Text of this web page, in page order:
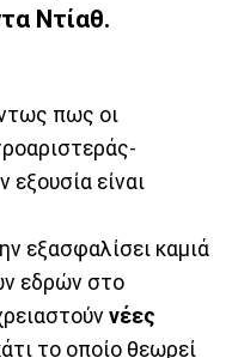
Ντίαθ.
πως οι
εξουσία είναι
εξασφαλίσει καμιά
εδρών στο
νέες
το οποίο θεωρεί